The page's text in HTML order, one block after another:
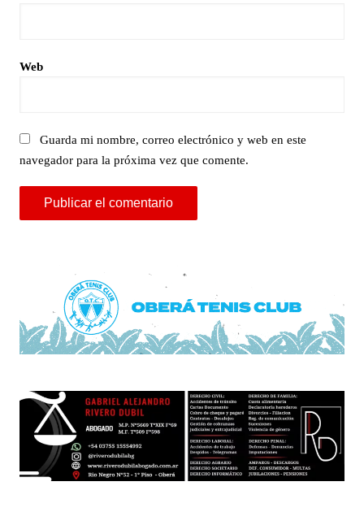
Web
Guarda mi nombre, correo electrónico y web en este
navegador para la próxima vez que comente.